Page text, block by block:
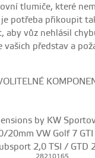
tlumiče, které
potřeba přikoupit
aby vůz nehlásil
vašich představ a
by KW
20mm VW Golf 7
2,0 TSI / GTD